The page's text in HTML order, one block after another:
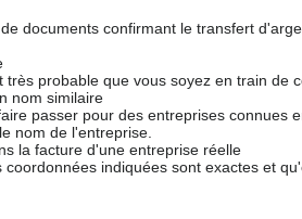
documents confirmant le transfert
probable que vous soyez en train de
nom similaire
passer pour des entreprises connues
nom de l'entreprise.
la facture d'une entreprise réelle
indiquées sont exactes et